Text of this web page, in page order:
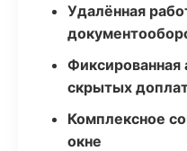
Удалённая
Фиксированная
скрытых
Комплексное
окне